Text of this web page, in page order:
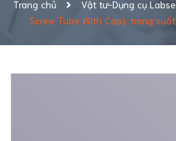
Trang chủ Vật tư-Dụng cụ
Screw Tube With Cap), trong